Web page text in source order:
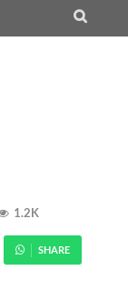
1.2K
SHARE